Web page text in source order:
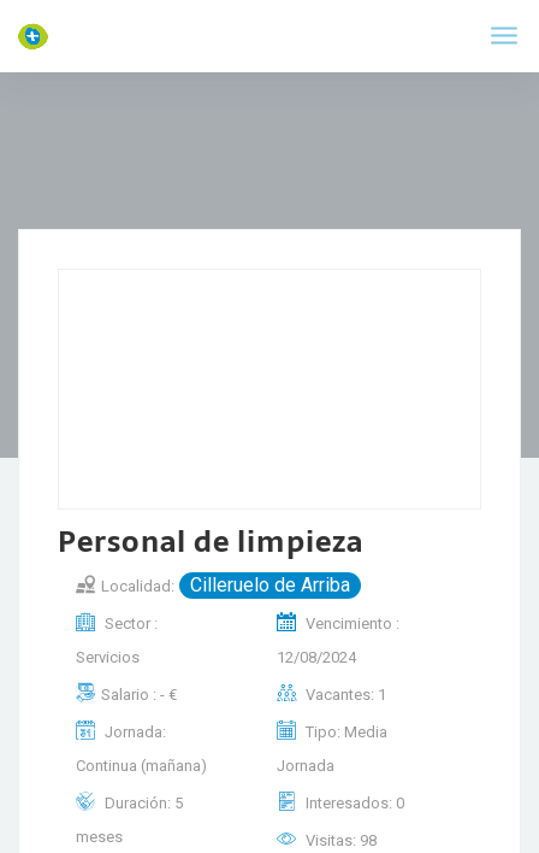
Personal de limpieza
Localidad: Cilleruelo de Arriba
Sector :
Servicios
Vencimiento :
12/08/2024
Salario : - € Vacantes: 1
Jornada:
Continua (mañana)
Tipo: Media
Jornada
Duración: 5
meses
Interesados: 0
Visitas: 98